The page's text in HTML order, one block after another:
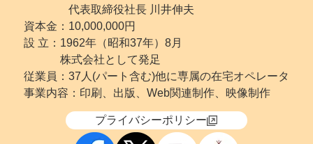
代表取締役社長 川井伸夫
資本金：10,000,000円
設 立： 1962年（昭和37年）8月
株式会社として発足
従業員：37人(パート含む)他に専属の在宅オペレータ
事業内容：印刷、出版、Web関連制作、映像制作
プライバシーポリシー